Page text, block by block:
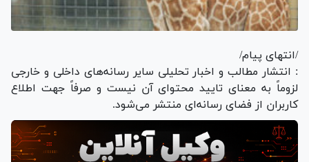
/انتهای پیام/
: انتشار مطالب و اخبار تحلیلی سایر رسانه‌های داخلی و خارجی
لزوماً به معنای تایید محتوای آن نیست و صرفاً جهت اطلاع
کاربران از فضای رسانه‌ای منتشر می‌شود.